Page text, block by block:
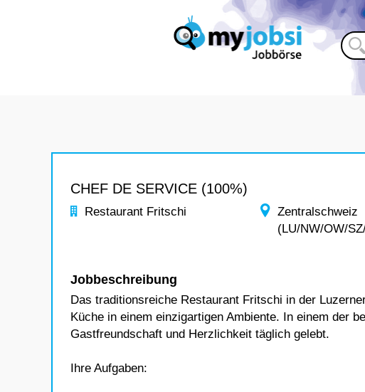
CHEF DE SERVICE (100%)
Restaurant Fritschi
Zentralschweiz
(LU/NW/OW/
Jobbeschreibung
Das traditionsreiche Restaurant Fritschi in der
Küche in einem einzigartigen Ambiente. In einem der
Gastfreundschaft und Herzlichkeit täglich gelebt.
Ihre Aufgaben: